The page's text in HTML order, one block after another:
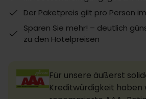
Der Paketpreis gilt pro Person
Sparen Sie mehr! – deutlich
zu den Hotelpreisen
Für unsere äußerst
Kreditwürdigkeit haben